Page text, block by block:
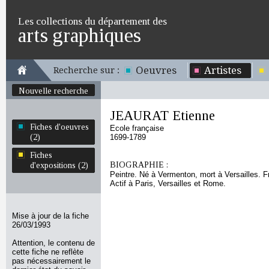
Les collections du département des
arts graphiques
Recherche sur : Oeuvres Artistes
Nouvelle recherche
Fiches d'oeuvres
(2)
Fiches
d'expositions (2)
Mise à jour de la fiche
26/03/1993
Attention, le contenu de
cette fiche ne reflète
pas nécessairement le
JEAURAT Etienne
Ecole française
1699-1789
BIOGRAPHIE :
Peintre. Né à Vermenton, mort à Versailles.
Actif à Paris, Versailles et Rome.